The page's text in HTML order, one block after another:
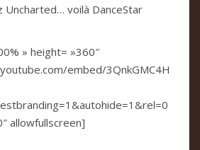
Uncharted… voilà DanceStar
» height= »360″
embed/3QnkGMC4H
allowfullscreen]